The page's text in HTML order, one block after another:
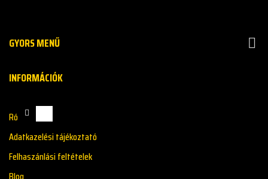
GYORS MENŰ 
INFORMÁCIÓK
Rólunk
Adatkazelési tájékoztató
Felhaszánlási feltételek